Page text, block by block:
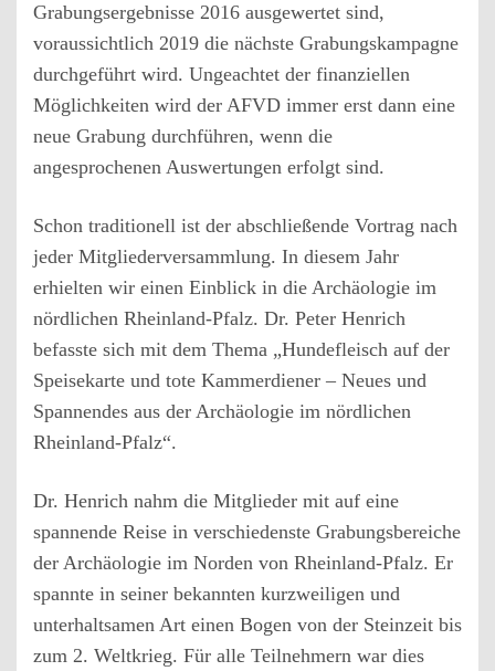
Grabungsergebnisse 2016 ausgewertet sind,
voraussichtlich 2019 die nächste Grabungskampagne
durchgeführt wird. Ungeachtet der finanziellen
Möglichkeiten wird der AFVD immer erst dann eine
neue Grabung durchführen, wenn die
angesprochenen Auswertungen erfolgt sind.
Schon traditionell ist der abschließende Vortrag nach
jeder Mitgliederversammlung. In diesem Jahr
erhielten wir einen Einblick in die Archäologie im
nördlichen Rheinland-Pfalz. Dr. Peter Henrich
befasste sich mit dem Thema „Hundefleisch auf der
Speisekarte und tote Kammerdiener – Neues und
Spannendes aus der Archäologie im nördlichen
Rheinland-Pfalz“.
Dr. Henrich nahm die Mitglieder mit auf eine
spannende Reise in verschiedenste Grabungsbereiche
der Archäologie im Norden von Rheinland-Pfalz. Er
spannte in seiner bekannten kurzweiligen und
unterhaltsamen Art einen Bogen von der Steinzeit bis
zum 2. Weltkrieg. Für alle Teilnehmern war dies